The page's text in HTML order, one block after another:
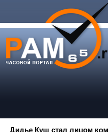
Дидье Куш стал лицом